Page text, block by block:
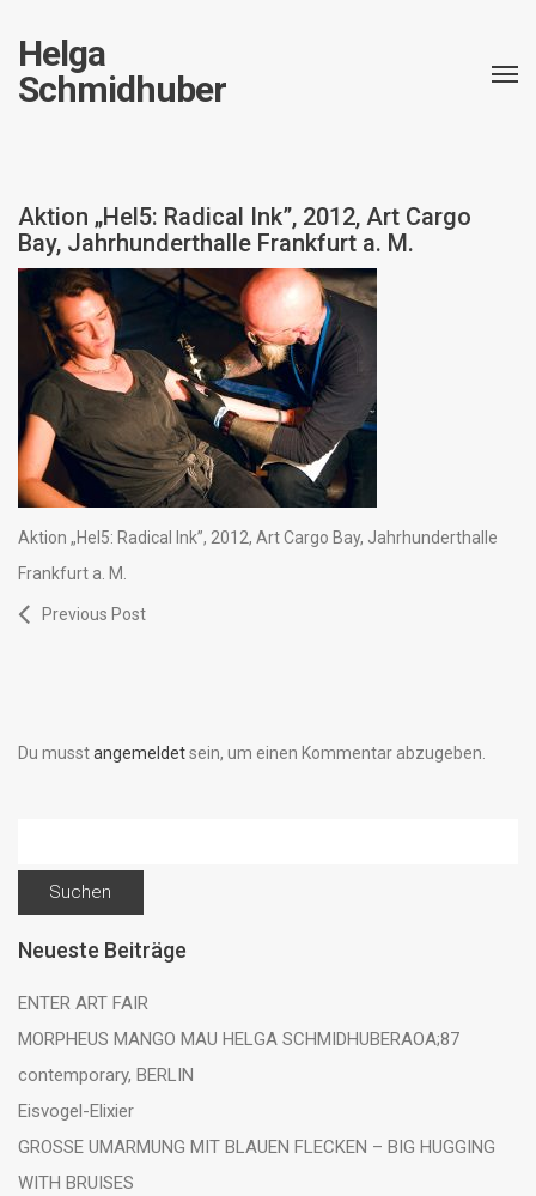
Helga
Schmidhuber
Aktion „Hel5: Radical Ink”, 2012, Art Cargo
Bay, Jahrhunderthalle Frankfurt a. M.
Aktion „Hel5: Radical Ink”, 2012, Art Cargo Bay, Jahrhunderthalle
Frankfurt a. M.
Previous Post
Du musstangemeldetsein, um einen Kommentar abzugeben.
nach:
Neueste Beiträge
ENTER ART FAIR
MORPHEUS MANGO MAU HELGA SCHMIDHUBERAOA;87
contemporary, BERLIN
Eisvogel-Elixier
GROSSE UMARMUNG MIT BLAUEN FLECKEN – BIG HUGGING
WITH BRUISES